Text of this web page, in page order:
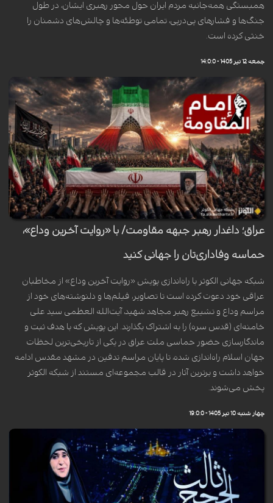
همبستگی همه‌جانبه مردم ایران حول محور رهبری ایشان، در طول
جنگ‌ها و فشارهای پی‌درپی، تمامی توطئه‌ها و چالش‌های دشمنان را
خنثی کرده است.
جمعه 12 تیر 1405 - 14:0:0
عراق؛ داغدار رهبر جبهه مقاومت/ با «روایت آخرین وداع»،
حماسه وفاداری‌تان را جهانی کنید
شبکه جهانی الکوثر با راه‌اندازی پویش «روایت آخرین وداع» از مخاطبان
عراقی خود دعوت کرده است تا تصاویر، فیلم‌ها و دلنوشته‌های خود از
مراسم وداع و تشییع رهبر مجاهد شهید، آیت‌الله العظمی سید علی
خامنه‌ای (قدس سره) را به اشتراک بگذارند. این پویش که با هدف ثبت و
ماندگارسازی حضور حماسی ملت عراق در یکی از تاریخی‌ترین لحظات
جهان اسلام راه‌اندازی شده، تا پایان مراسم تدفین در مشهد مقدس ادامه
خواهد داشت و برترین آثار در قالب مجموعه‌ای مستند از شبکه الکوثر
پخش می‌شوند.
چهار شنبه 10 تیر 1405 - 19:0:0